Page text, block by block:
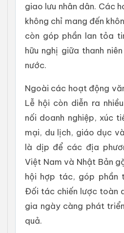
giao lưu nhân dân. Các
không chỉ mang đến
còn góp phần lan tỏa
hữu nghị giữa thanh
nước.
Ngoài các hoạt động
Lễ hội còn diễn ra
nối doanh nghiệp, xúc
mại, du lịch, giáo dục
là dịp để các địa
Việt Nam và Nhật Bản
hội hợp tác, góp phần
Đối tác chiến lược toàn
gia ngày càng phát
quả.